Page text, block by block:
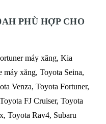
PHÙ HỢP CHO
máy xăng, Kia
máy xăng, Toyota Seina,
Venza, Toyota Fortuner,
FJ Cruiser, Toyota
Toyota Rav4, Subaru